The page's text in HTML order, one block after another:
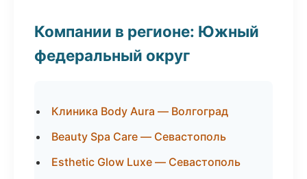
Компании в регионе: Южный
федеральный округ
Клиника Body Aura — Волгоград
Beauty Spa Care — Севастополь
Esthetic Glow Luxe — Севастополь